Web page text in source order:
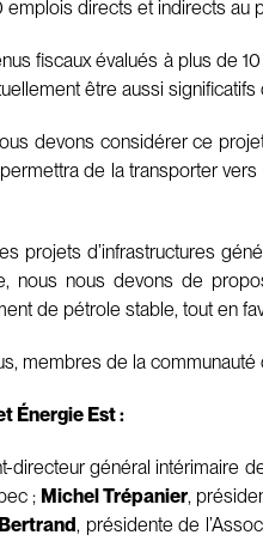
directs et indirects
fiscaux évalués à plus de
être aussi
devons considérer ce
de la transporter
projets d’infrastructures
nous nous devons de
de pétrole stable, tout en
membres de la
Énergie Est :
directeur général intérimaire
; Michel Trépanier,
, présidente de